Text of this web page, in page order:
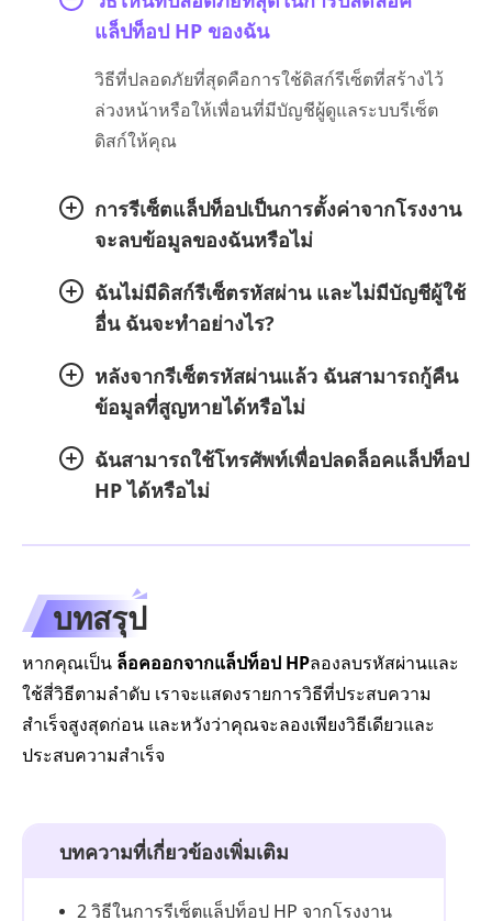
แล็ปท็อป HP ของฉัน
วิธีที่ปลอดภัยที่สุดคือการใช้ดิสก์รีเซ็ตที่สร้างไว้
ล่วงหน้าหรือให้เพื่อนที่มีบัญชีผู้ดูแลระบบรีเซ็ต
ดิสก์ให้คุณ
การรีเซ็ตแล็ปท็อปเป็นการตั้งค่าจากโรงงาน
จะลบข้อมูลของฉันหรือไม่
ฉันไม่มีดิสก์รีเซ็ตรหัสผ่าน และไม่มีบัญชีผู้ใช้
อื่น ฉันจะทำอย่างไร?
หลังจากรีเซ็ตรหัสผ่านแล้ว ฉันสามารถกู้คืน
ข้อมูลที่สูญหายได้หรือไม่
ฉันสามารถใช้โทรศัพท์เพื่อปลดล็อคแล็ปท็อป
HP ได้หรือไม่
บทสรุป
หากคุณเป็น ล็อคออกจากแล็ปท็อป HPลองลบรหัสผ่านและ
ใช้สี่วิธีตามลำดับ เราจะแสดงรายการวิธีที่ประสบความ
สำเร็จสูงสุดก่อน และหวังว่าคุณจะลองเพียงวิธีเดียวและ
ประสบความสำเร็จ
บทความที่เกี่ยวข้องเพิ่มเติม
2 วิธีในการรีเซ็ตแล็ปท็อป HP จากโรงงาน